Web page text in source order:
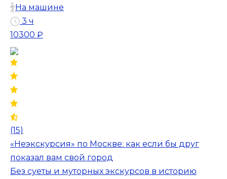
На машине
3 ч
10300 ₽
(15)
«Неэкскурсия» по Москве: как если бы друг
показал вам свой город
Без суеты и муторных экскурсов в историю